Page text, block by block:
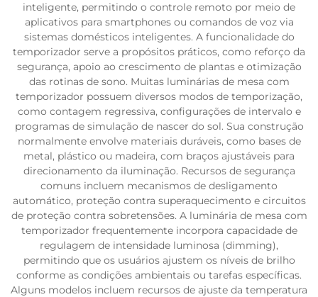
inteligente, permitindo o controle remoto por meio de
aplicativos para smartphones ou comandos de voz via
sistemas domésticos inteligentes. A funcionalidade do
temporizador serve a propósitos práticos, como reforço da
segurança, apoio ao crescimento de plantas e otimização
das rotinas de sono. Muitas luminárias de mesa com
temporizador possuem diversos modos de temporização,
como contagem regressiva, configurações de intervalo e
programas de simulação de nascer do sol. Sua construção
normalmente envolve materiais duráveis, como bases de
metal, plástico ou madeira, com braços ajustáveis para
direcionamento da iluminação. Recursos de segurança
comuns incluem mecanismos de desligamento
automático, proteção contra superaquecimento e circuitos
de proteção contra sobretensões. A luminária de mesa com
temporizador frequentemente incorpora capacidade de
regulagem de intensidade luminosa (dimming),
permitindo que os usuários ajustem os níveis de brilho
conforme as condições ambientais ou tarefas específicas.
Alguns modelos incluem recursos de ajuste da temperatura